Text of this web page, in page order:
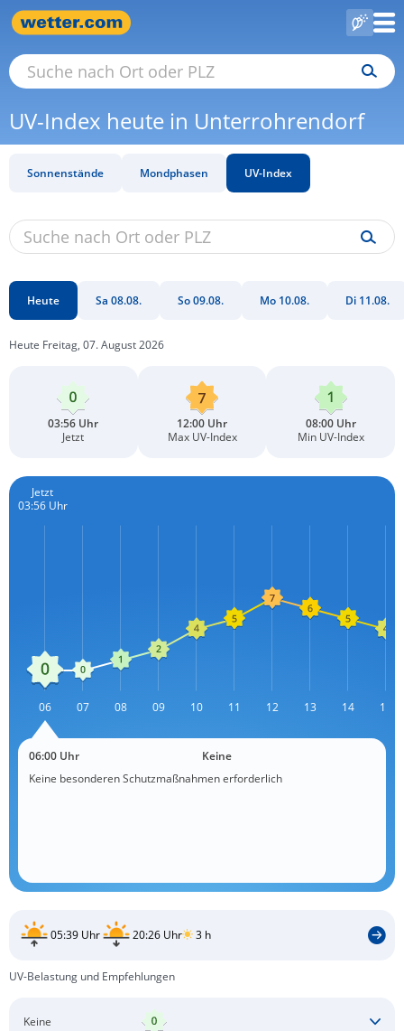
UV-Index heute in Unterrohrendorf
Sonnenstände Mondphasen UV-Index
Heute Sa 08.08. So 09.08. Mo 10.08. Di 11.08.
Heute Freitag, 07. August 2026
03:56 Uhr
Jetzt
12:00 Uhr
Max UV-Index
08:00 Uhr
Min UV-Index
Jetzt
03:56 Uhr
L
06 07 08 09 10 11 12 13 14 15
06:00 Uhr
Keine
Keine besonderen Schutzmaßnahmen erforderlich
05:39 Uhr 20:26 Uhr 3 h
UV-Belastung und Empfehlungen
Keine